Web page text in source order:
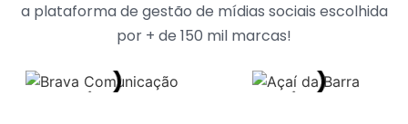
a plataforma de gestão de mídias sociais escolhida
por + de 150 mil marcas!